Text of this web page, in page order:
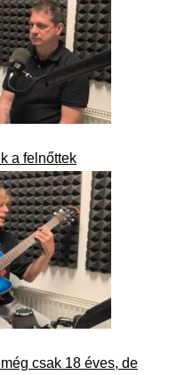
a felnőttek
csak 18 éves, de